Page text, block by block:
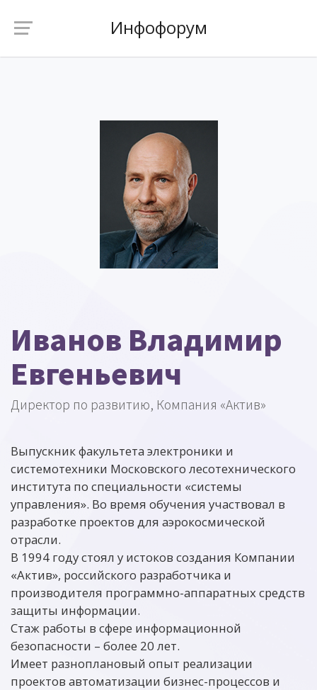
Инфофорум
Иванов Владимир
Евгеньевич
Директор по развитию, Компания «Актив»
Выпускник факультета электроники и
системотехники Московского лесотехнического
института по специальности «системы
управления». Во время обучения участвовал в
разработке проектов для аэрокосмической
отрасли.
В 1994 году стоял у истоков создания Компании
«Актив», российского разработчика и
производителя программно-аппаратных средств
защиты информации.
Стаж работы в сфере информационной
безопасности – более 20 лет.
Имеет разноплановый опыт реализации
проектов автоматизации бизнес-процессов и